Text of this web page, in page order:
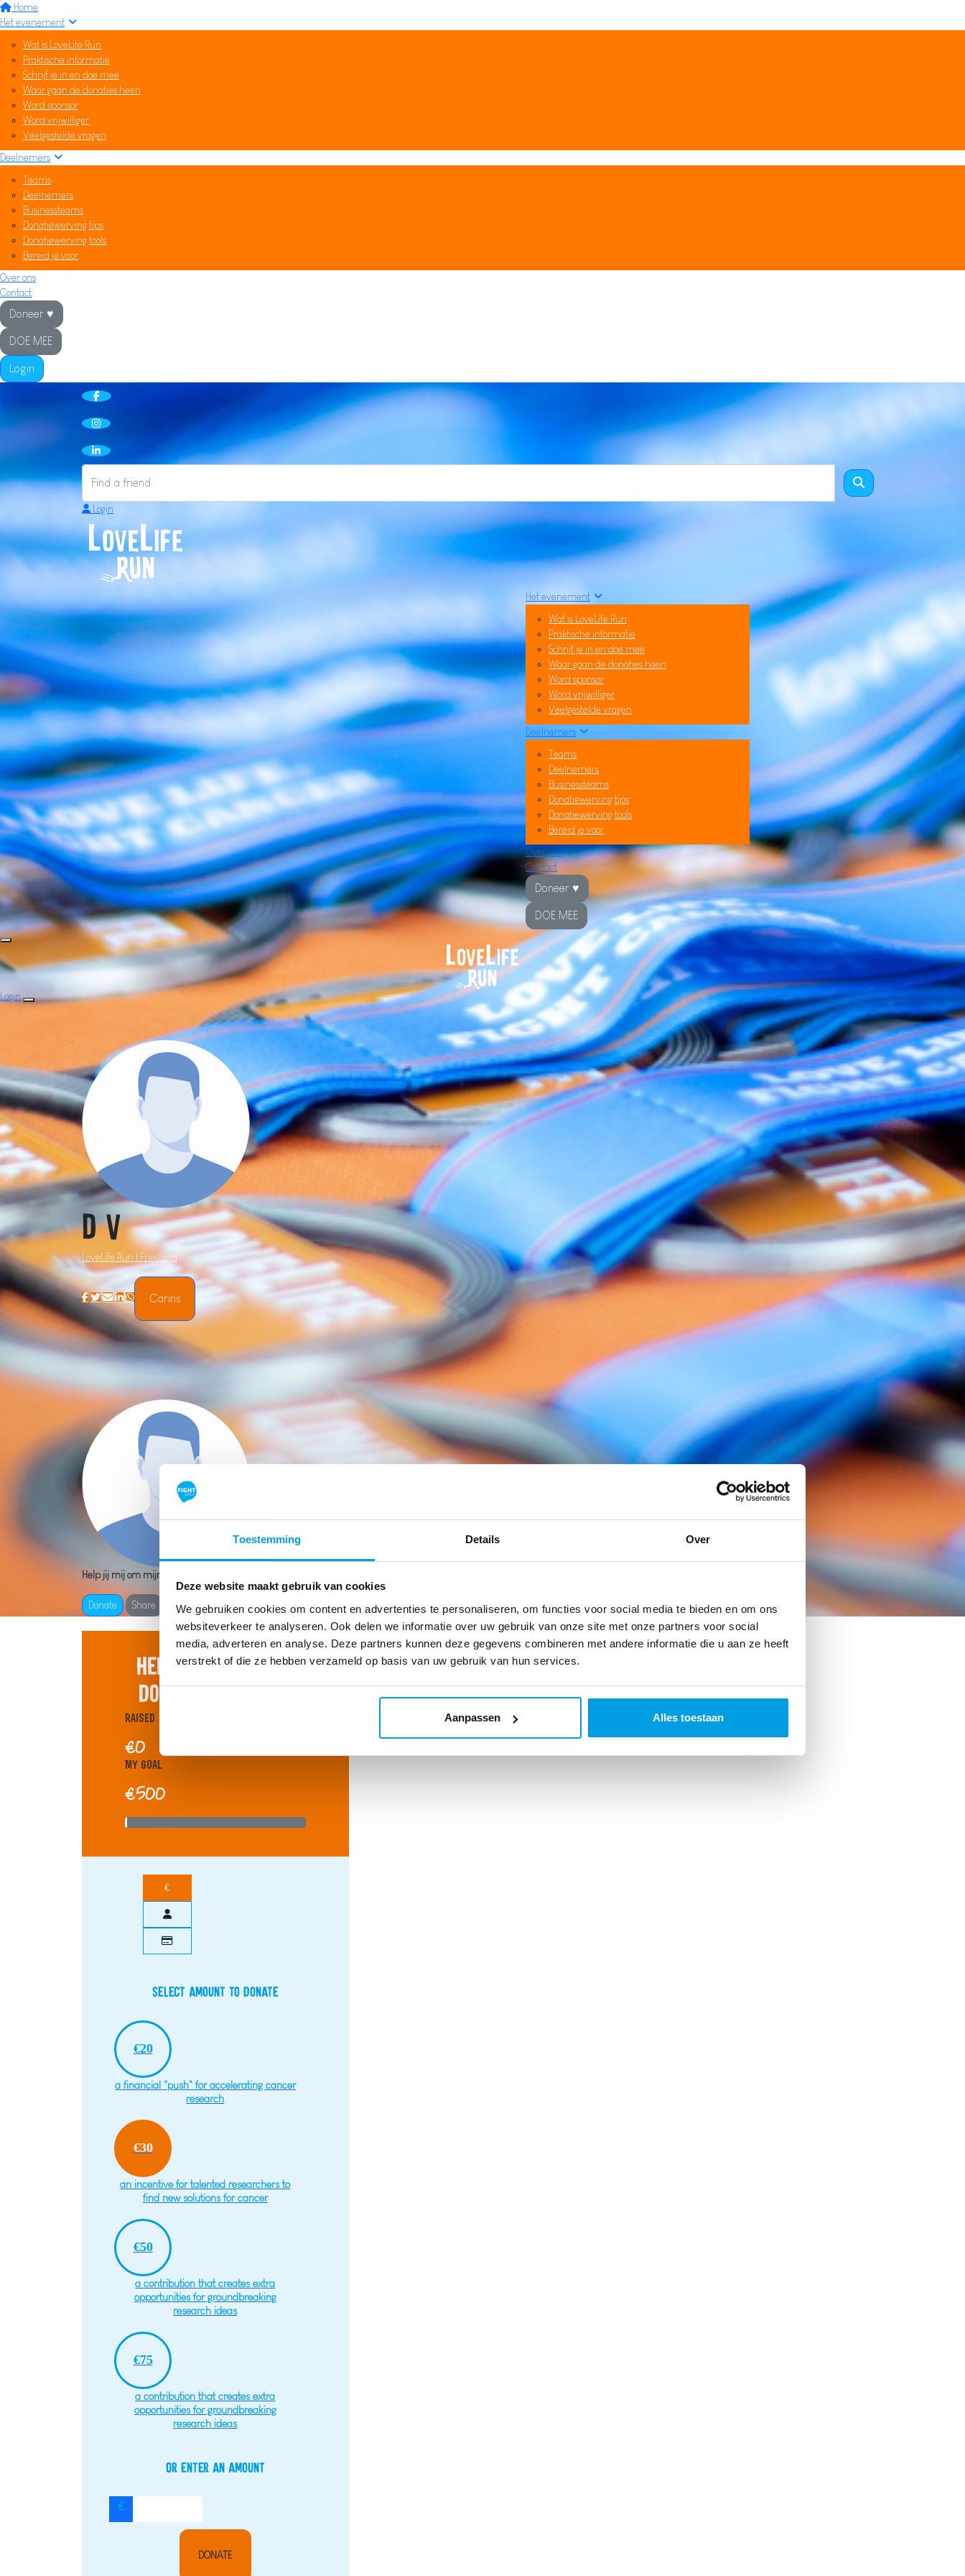
Toestemming Details Over
Deze website maakt gebruik van cookies
We gebruiken cookies om content en advertenties te personaliseren, om functies voor social media te bieden en om ons
websiteverkeer te analyseren. Ook delen we informatie over uw gebruik van onze site met onze partners voor social
media, adverteren en analyse. Deze partners kunnen deze gegevens combineren met andere informatie die u aan ze heeft
verstrekt of die ze hebben verzameld op basis van uw gebruik van hun services.
Aanpassen Alles toestaan
Home
Het evenement
Wat is LoveLife Run
Praktische informatie
Schrijf je in en doe mee
Waar gaan de donaties heen
Word sponsor
Word vrijwilliger
Veelgestelde vragen
Deelnemers
Teams
Deelnemers
Businessteams
Donatiewerving tips
Donatiewerving tools
Bereid je voor
Over ons
Contact
Doneer ♥
DOE MEE
Login
Login
Het evenement
Wat is LoveLife Run
Praktische informatie
Schrijf je in en doe mee
Waar gaan de donaties heen
Word sponsor
Word vrijwilliger
Veelgestelde vragen
Deelnemers
Teams
Deelnemers
Businessteams
Donatiewerving tips
Donatiewerving tools
Bereid je voor
Over ons
Contact
Doneer ♥
DOE MEE
Login
D V
LoveLife Run | Friesland
Carins
Help jij mij om mijn doel te behalen?
Donate Share
Help je mij om mijn
doel te bereiken?
Raised
€0
My Goal
€500
€
Select amount to donate
€20
a financial "push" for accelerating cancer
research
€30
an incentive for talented researchers to
find new solutions for cancer
€50
a contribution that creates extra
opportunities for groundbreaking
research ideas
€75
a contribution that creates extra
opportunities for groundbreaking
research ideas
Or enter an amount
€
DONATE